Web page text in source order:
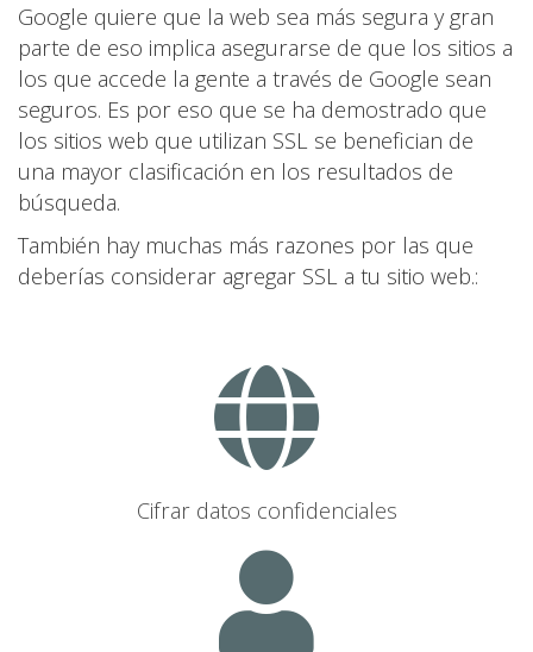
Google quiere que la web sea más segura y gran
parte de eso implica asegurarse de que los sitios a
los que accede la gente a través de Google sean
seguros. Es por eso que se ha demostrado que
los sitios web que utilizan SSL se benefician de
una mayor clasificación en los resultados de
búsqueda.
También hay muchas más razones por las que
deberías considerar agregar SSL a tu sitio web.:
Cifrar datos confidenciales